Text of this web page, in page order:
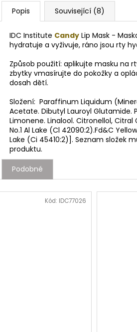
Popis Související (8)
IDC Institute Candy Lip Mask -
hydratuje a vyživuje, ráno jsou rty
Způsob použití: aplikujte masku na
zbytky vmasírujte do pokožky a
dosah dětí.
Složení: Paraffinum Liquidum
Acetate. Dibutyl Lauroyl
Limonene. Linalool. Citronellol, Citral
No.1 Al Lake (Cl 42090:2).Fd&C
Lake (Ci 45410:2)]. Seznam složek
produktu.
Podobné
Kód: IDC77026